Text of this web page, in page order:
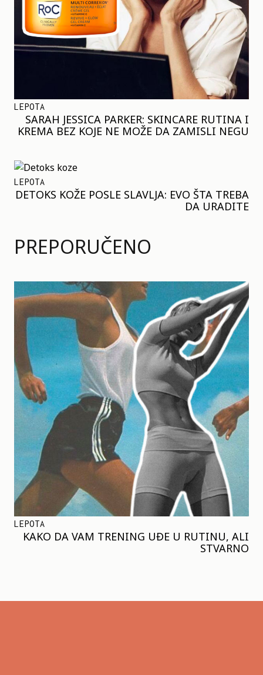
LEPOTA
SARAH JESSICA PARKER: SKINCARE RUTINA I
KREMA BEZ KOJE NE MOŽE DA ZAMISLI NEGU
LEPOTA
DETOKS KOŽE POSLE SLAVLJA: EVO ŠTA TREBA
DA URADITE
PREPORUČENO
LEPOTA
KAKO DA VAM TRENING UĐE U RUTINU, ALI
STVARNO